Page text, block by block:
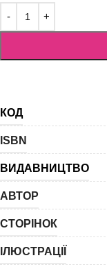
КОД
ISBN
ВИДАВНИЦТВО
АВТОР
СТОРІНОК
ІЛЮСТРАЦІЇ